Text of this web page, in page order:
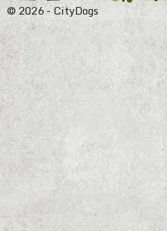
© 2026 - CityDogs